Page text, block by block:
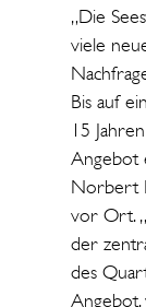
„Die
viele
Bis auf
15
Angebot
Norbert
vor Ort.
der
des